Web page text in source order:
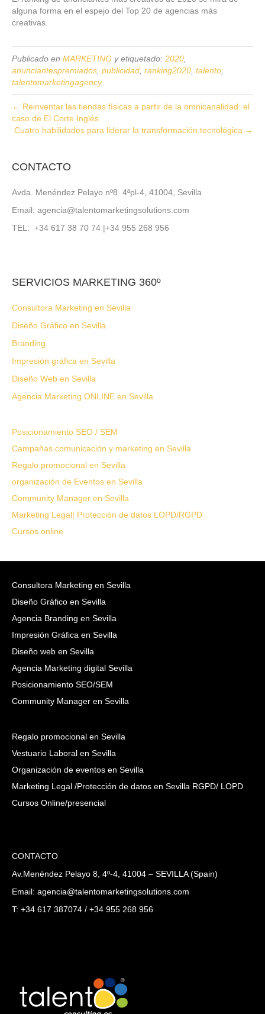
alguna forma en el espejo del Top 20 de agencias más
creativas.
Publicado en MARKETING y etiquetado: 2020,
anunciantespremiados, publicidad, ranking2020, talento,
talentomarketingagency
← Reinventar las tiendas físicas a partir de la omnicanalidad: el
caso de El Corte Inglés
Cuatro habilidades para liderar la transformación tecnológica →
CONTACTO
Avda. Menéndez Pelayo nº8 4ªpl-4, 41004, Sevilla
Email: agencia@talentomarketingsolutions.com
TEL: +34 617 38 70 74 |+34 955 268 956
SERVICIOS MARKETING 360º
Consultora Marketing en Sevilla
Diseño Gráfico en Sevilla
Branding
Impresión gráfica en Sevilla
Diseño Web en Sevilla
Agencia Marketing ONLINE en Sevilla
Posicionamiento SEO / SEM
Campañas comunicación y marketing en Sevilla
Regalo promocional en Sevilla
organización de Eventos en Sevilla
Community Manager en Sevilla
Marketing Legal| Protección de datos LOPD/RGPD
Cursos online
Consultora Marketing en Sevilla
Diseño Gráfico en Sevilla
Agencia Branding en Sevilla
Impresión Gráfica en Sevilla
Diseño web en Sevilla
Agencia Marketing digital Sevilla
Posicionamiento SEO/SEM
Community Manager en Sevilla
Regalo promocional en Sevilla
Vestuario Laboral en Sevilla
Organización de eventos en Sevilla
Marketing Legal /Protección de datos en Sevilla RGPD/ LOPD
Cursos Online/presencial
CONTACTO
Av.Menéndez Pelayo 8, 4º-4, 41004 – SEVILLA (Spain)
Email: agencia@talentomarketingsolutions.com
T: +34 617 387074 / +34 955 268 956